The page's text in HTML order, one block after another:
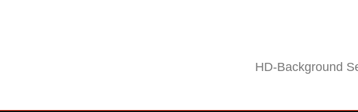
HD-Background